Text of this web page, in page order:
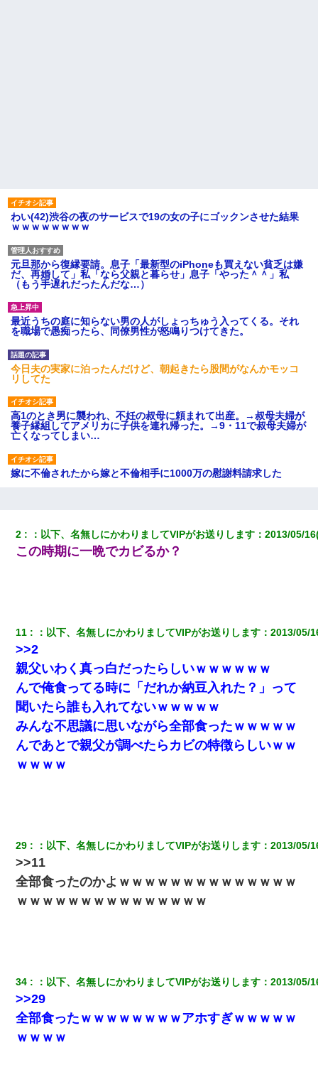
わい(42)渋谷の夜のサービスで19の女の子にゴックンさせた結果
ｗｗｗｗｗｗｗｗ
元旦那から復縁要請。息子「最新型のiPhoneも買えない貧乏は嫌
だ、再婚して」私「なら父親と暮らせ」息子「やった＾＾」私
（もう手遅れだったんだな…）
最近うちの庭に知らない男の人がしょっちゅう入ってくる。それ
を職場で愚痴ったら、同僚男性が怒鳴りつけてきた。
今日夫の実家に泊ったんだけど、朝起きたら股間がなんかモッコ
リしてた
高1のとき男に襲われ、不妊の叔母に頼まれて出産。→叔母夫婦が
養子縁組してアメリカに子供を連れ帰った。→9・11で叔母夫婦が
亡くなってしまい…
嫁に不倫されたから嫁と不倫相手に1000万の慰謝料請求した
「…」
立つし、すぐ見つかるかもしれません』→ 数時間後・・警察『××
さんご存じですか？』
【悲報】お風呂で父親と姉が完全に行為してるんだが...
【修羅場】彼女親「カスな家柄のヤツなんかと家族になるのはご
めんだ」俺「じゃあ別れます…」→ 彼女「なんで言い返してくれ
なかったの？（泣」
昨日37歳のおばさんと行為したんだけどめちゃくちゃだった
夫に癌の余命宣告。その闘病中に長女から信じられない言葉を受
【衝撃】嫁父の会社に勤続１０年、手取り１４万 → 俺「２２万も
彼女「うん！！絶対幸せになろうね！！！！」 → ７年後ｗｗ
ｗｗｗ
小学生の妹が20代の弟とチューしてるのに、見て見ぬふりの親を
見てから実家を出た。それから15年、妹が弟の子を妊娠したらし
くもう堕胎できない月なんだと母から連絡がきた…｜生活｜ワロ
2 ： 以下、名無しにかわりましてVIPがお送りします ：2013/05/
この時期に一晩でカビるか？
11 ： 以下、名無しにかわりましてVIPがお送りします ：2013/05/
>>2
親父いわく真っ白だったらしいｗｗｗｗｗｗ
んで俺食ってる時に「だれか納豆入れた？」って
聞いたら誰も入れてないｗｗｗｗｗ
みんな不思議に思いながら全部食ったｗｗｗｗｗ
んであとで親父が調べたらカビの特徴らしいｗｗ
ｗｗｗｗ
29 ： 以下、名無しにかわりましてVIPがお送りします ：2013/05/
>>11
全部食ったのかよｗｗｗｗｗｗｗｗｗｗｗｗｗｗ
ｗｗｗｗｗｗｗｗｗｗｗｗｗｗｗ
34 ： 以下、名無しにかわりましてVIPがお送りします ：2013/05/
>>29
全部食ったｗｗｗｗｗｗｗｗアホすぎｗｗｗｗｗ
ｗｗｗｗ